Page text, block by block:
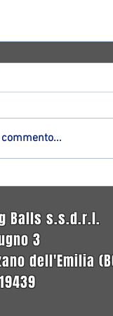
Balls s.s.d.r.l.
3
dell'Emilia